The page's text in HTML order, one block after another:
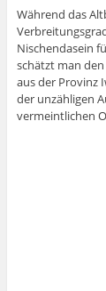
Während das
Nischendasein
schätzt man den
aus der Provinz
der unzähligen
vermeintlichen